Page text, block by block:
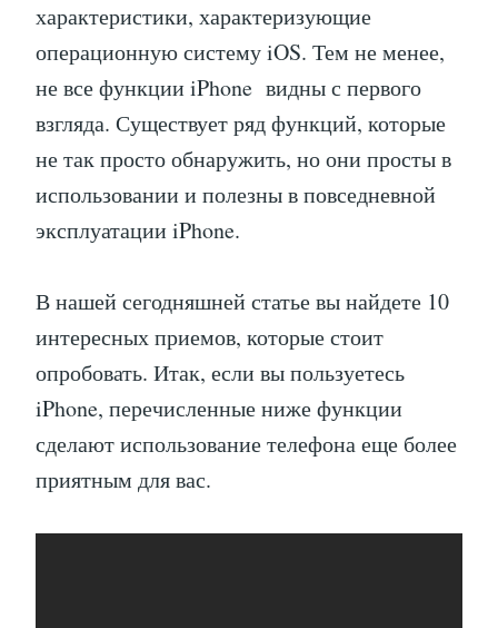
характеристики, характеризующие
операционную систему iOS. Тем не менее,
не все функции iPhone видны с первого
взгляда. Существует ряд функций, которые
не так просто обнаружить, но они просты в
использовании и полезны в повседневной
эксплуатации iPhone.
В нашей сегодняшней статье вы найдете 10
интересных приемов, которые стоит
опробовать. Итак, если вы пользуетесь
iPhone, перечисленные ниже функции
сделают использование телефона еще более
приятным для вас.